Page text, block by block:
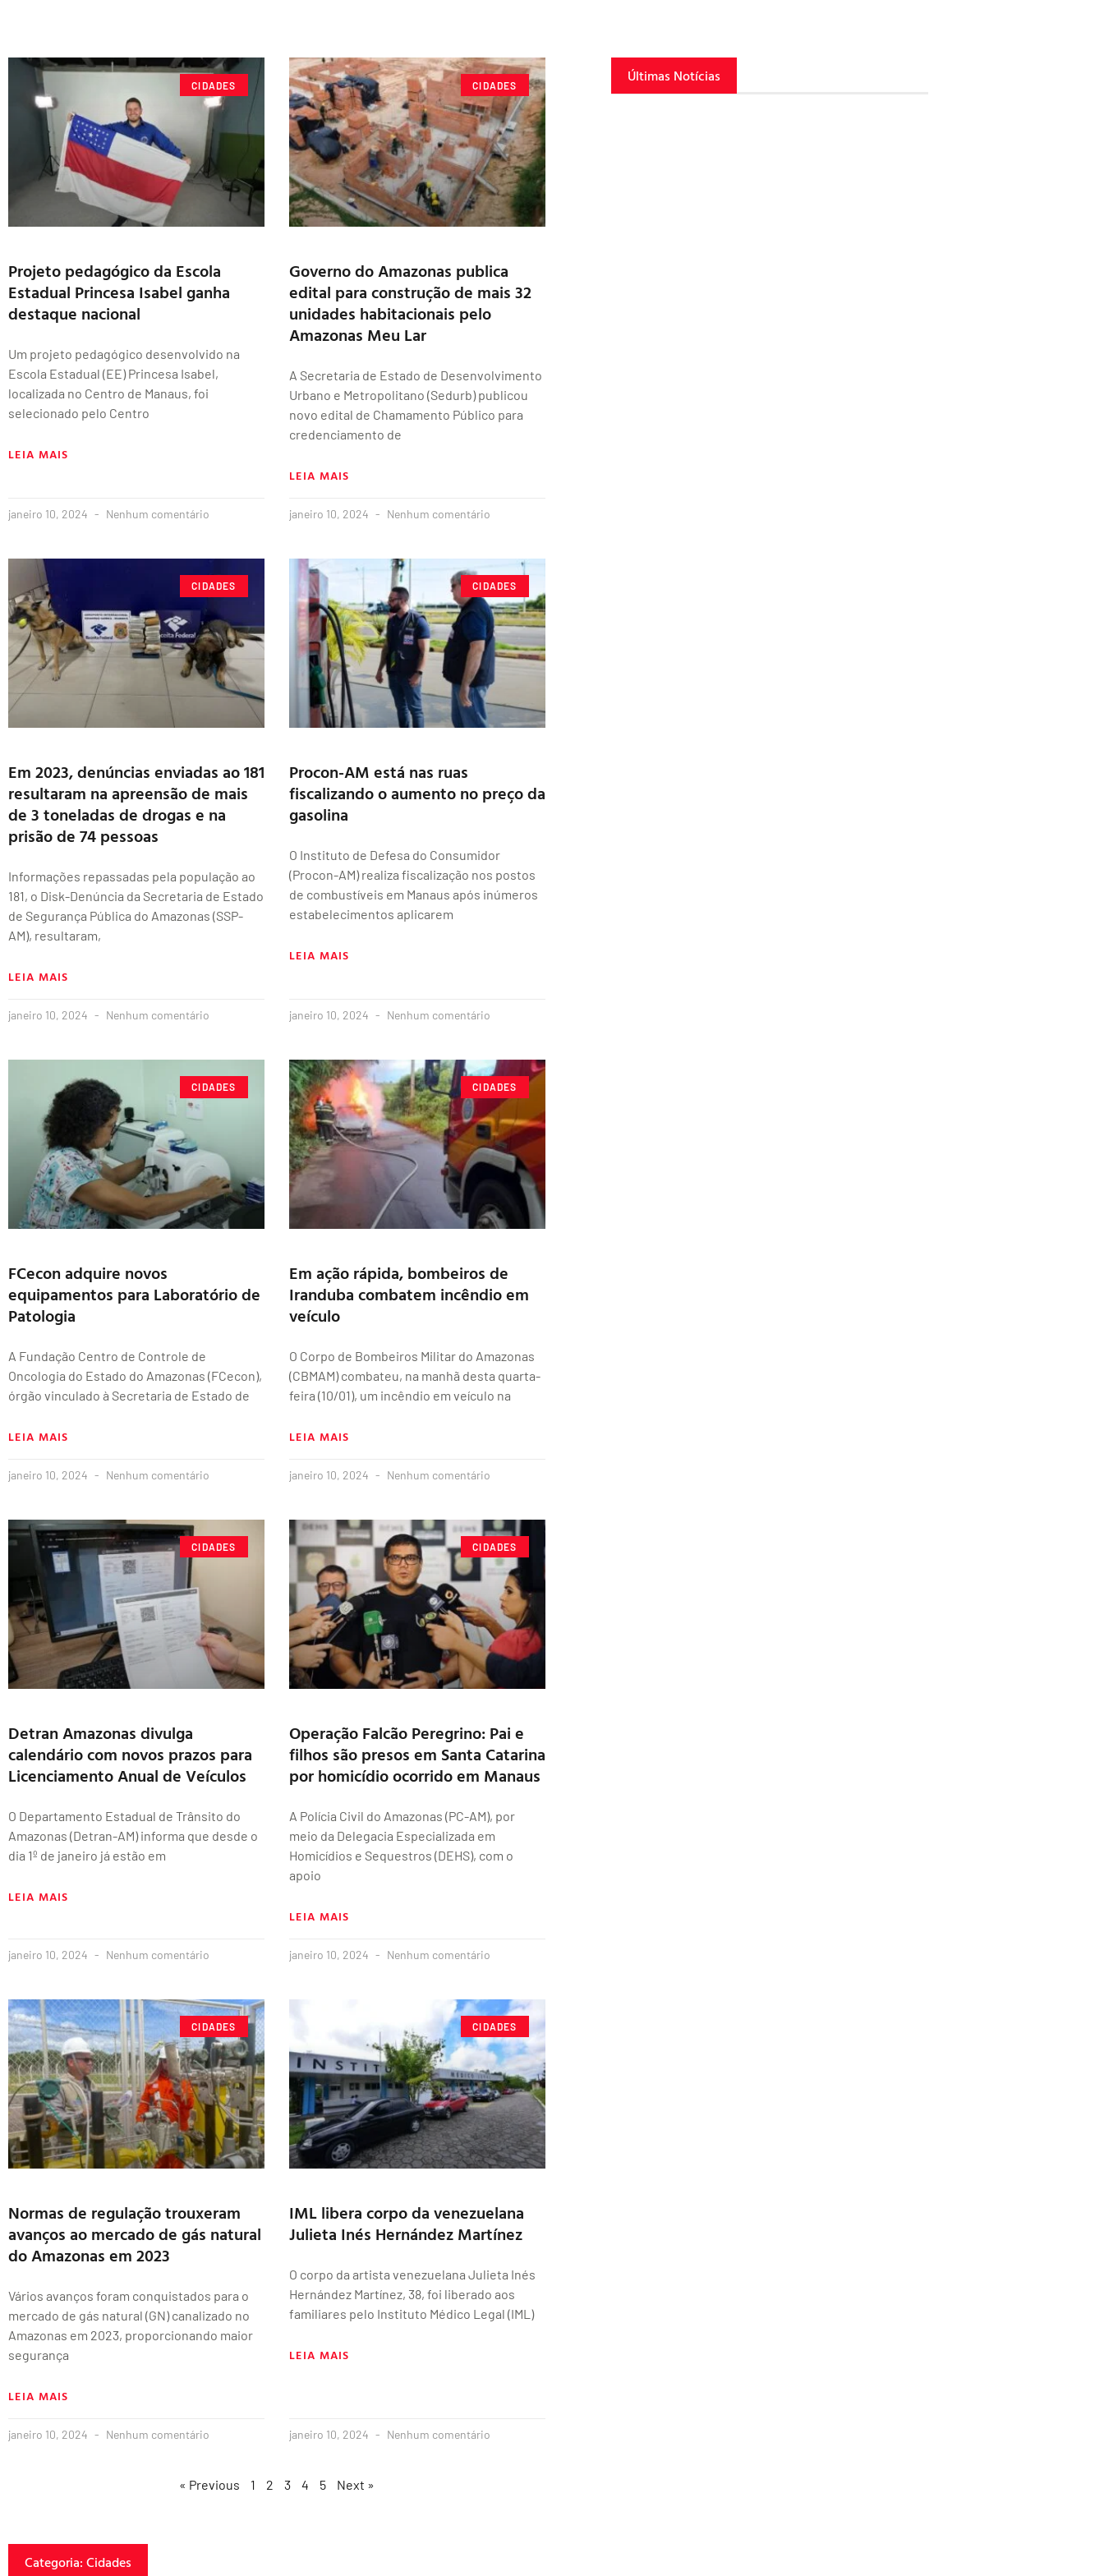
CIDADES
Projeto pedagógico da Escola
Estadual Princesa Isabel ganha
destaque nacional
Um projeto pedagógico desenvolvido na
Escola Estadual (EE) Princesa Isabel,
localizada no Centro de Manaus, foi
selecionado pelo Centro
LEIA MAIS
janeiro 10, 2024 Nenhum comentário
CIDADES
Governo do Amazonas publica
edital para construção de mais 32
unidades habitacionais pelo
Amazonas Meu Lar​
A Secretaria de Estado de Desenvolvimento
Urbano e Metropolitano (Sedurb) publicou
novo edital de Chamamento Público para
credenciamento de
LEIA MAIS
janeiro 10, 2024 Nenhum comentário
CIDADES
Em 2023, denúncias enviadas ao 181
resultaram na apreensão de mais
de 3 toneladas de drogas e na
prisão de 74 pessoas
Informações repassadas pela população ao
181, o Disk-Denúncia da Secretaria de Estado
de Segurança Pública do Amazonas (SSP-
AM), resultaram,
LEIA MAIS
janeiro 10, 2024 Nenhum comentário
CIDADES
Procon-AM está nas ruas
fiscalizando o aumento no preço da
gasolina
O Instituto de Defesa do Consumidor
(Procon-AM) realiza fiscalização nos postos
de combustíveis em Manaus após inúmeros
estabelecimentos aplicarem
LEIA MAIS
janeiro 10, 2024 Nenhum comentário
CIDADES
FCecon adquire novos
equipamentos para Laboratório de
Patologia
A Fundação Centro de Controle de
Oncologia do Estado do Amazonas (FCecon),
órgão vinculado à Secretaria de Estado de
LEIA MAIS
janeiro 10, 2024 Nenhum comentário
CIDADES
Em ação rápida, bombeiros de
Iranduba combatem incêndio em
veículo
O Corpo de Bombeiros Militar do Amazonas
(CBMAM) combateu, na manhã desta quarta-
feira (10/01), um incêndio em veículo na
LEIA MAIS
janeiro 10, 2024 Nenhum comentário
CIDADES
Detran Amazonas divulga
calendário com novos prazos para
Licenciamento Anual de Veículos
O Departamento Estadual de Trânsito do
Amazonas (Detran-AM) informa que desde o
dia 1º de janeiro já estão em
LEIA MAIS
janeiro 10, 2024 Nenhum comentário
CIDADES
Operação Falcão Peregrino: Pai e
filhos são presos em Santa Catarina
por homicídio ocorrido em Manaus
A Polícia Civil do Amazonas (PC-AM), por
meio da Delegacia Especializada em
Homicídios e Sequestros (DEHS), com o
apoio
LEIA MAIS
janeiro 10, 2024 Nenhum comentário
CIDADES
Normas de regulação trouxeram
avanços ao mercado de gás natural
do Amazonas em 2023
Vários avanços foram conquistados para o
mercado de gás natural (GN) canalizado no
Amazonas em 2023, proporcionando maior
segurança
LEIA MAIS
janeiro 10, 2024 Nenhum comentário
CIDADES
IML libera corpo da venezuelana
Julieta Inés Hernández Martínez
O corpo da artista venezuelana Julieta Inés
Hernández Martínez, 38, foi liberado aos
familiares pelo Instituto Médico Legal (IML)
LEIA MAIS
janeiro 10, 2024 Nenhum comentário
« Previous 1 2 3 4 5 Next »
Categoria: Cidades
Últimas Notícias